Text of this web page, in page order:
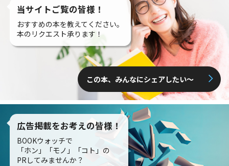
当サイトご覧の皆様！
おすすめの本を教えてください。
本のリクエスト承ります！
この本、みんなにシェアしたい〜
広告掲載をお考えの皆様！
BOOKウォッチで
「ホン」「モノ」「コト」の
PRしてみませんか？